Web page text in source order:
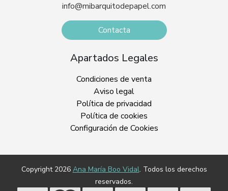
info@mibarquitodepapel.com
Contacta
Apartados Legales
Condiciones de venta
Aviso legal
Política de privacidad
Política de cookies
Configuración de Cookies
Copyright 2026 Ana María Boo Vidal. Todos los derechos
reservados.